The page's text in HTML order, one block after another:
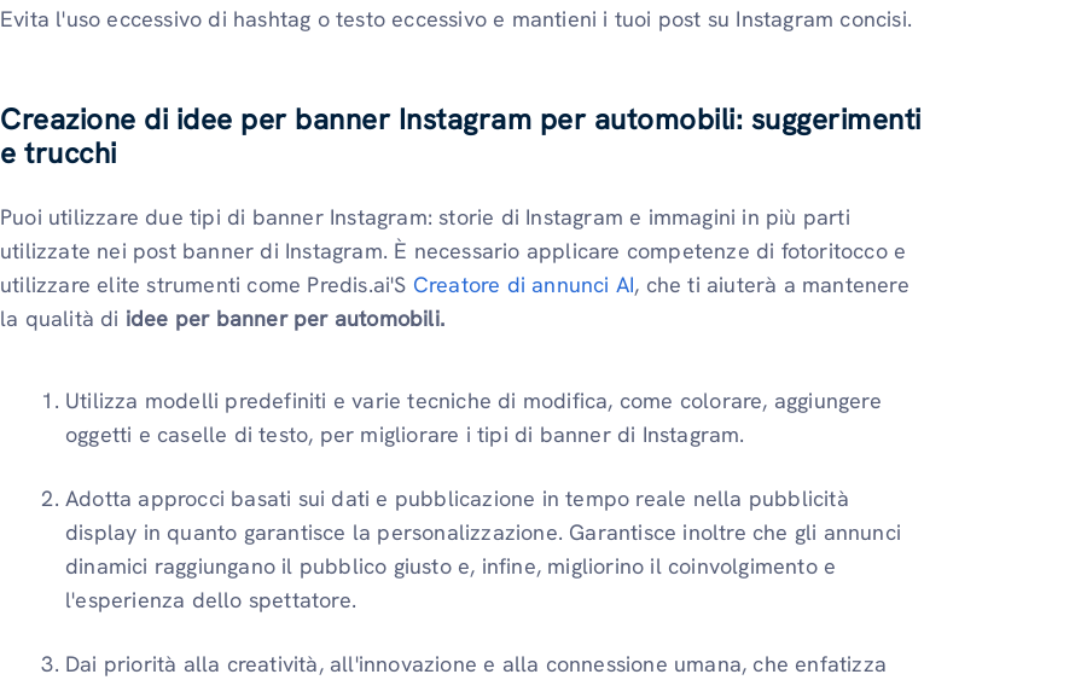
Evita l'uso eccessivo di hashtag o testo eccessivo e mantieni i tuoi post su Instagram concisi.
Creazione di idee per banner Instagram per automobili: suggerimenti
e trucchi
Puoi utilizzare due tipi di banner Instagram: storie di Instagram e immagini in più parti
utilizzate nei post banner di Instagram. È necessario applicare competenze di fotoritocco e
utilizzare elite strumenti come Predis.ai'S Creatore di annunci AI, che ti aiuterà a mantenere
la qualità di idee per banner per automobili.
Utilizza modelli predefiniti e varie tecniche di modifica, come colorare, aggiungere
oggetti e caselle di testo, per migliorare i tipi di banner di Instagram.
Adotta approcci basati sui dati e pubblicazione in tempo reale nella pubblicità
display in quanto garantisce la personalizzazione. Garantisce inoltre che gli annunci
dinamici raggiungano il pubblico giusto e, infine, migliorino il coinvolgimento e
l'esperienza dello spettatore.
Dai priorità alla creatività, all'innovazione e alla connessione umana, che enfatizza